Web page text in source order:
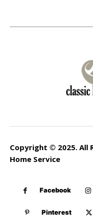
Copyright © 2025. All
Home Service
Facebook
Pinterest